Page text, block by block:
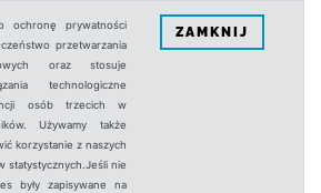
ochronę prywatności
przetwarzania
oraz stosuje
technologiczne
osób trzecich w
Używamy także
korzystanie z naszych
statystycznych.Jeśli nie
były zapisywane na
ZAMKNIJ